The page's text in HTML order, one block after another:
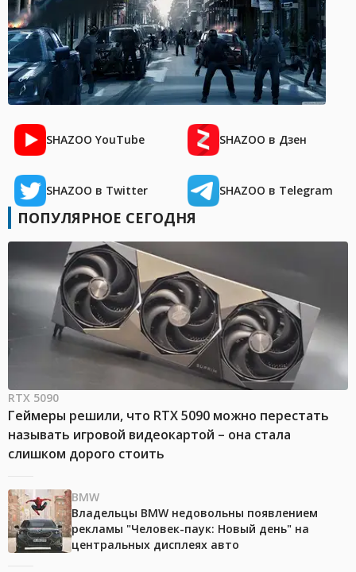
SHAZOO YouTube SHAZOO в Дзен
SHAZOO в Twitter SHAZOO в Telegram
ПОПУЛЯРНОЕ СЕГОДНЯ
RTX 5090
Геймеры решили, что RTX 5090 можно перестать
называть игровой видеокартой – она стала
слишком дорого стоить
BMW
Владельцы BMW недовольны появлением
рекламы "Человек-паук: Новый день" на
центральных дисплеях авто